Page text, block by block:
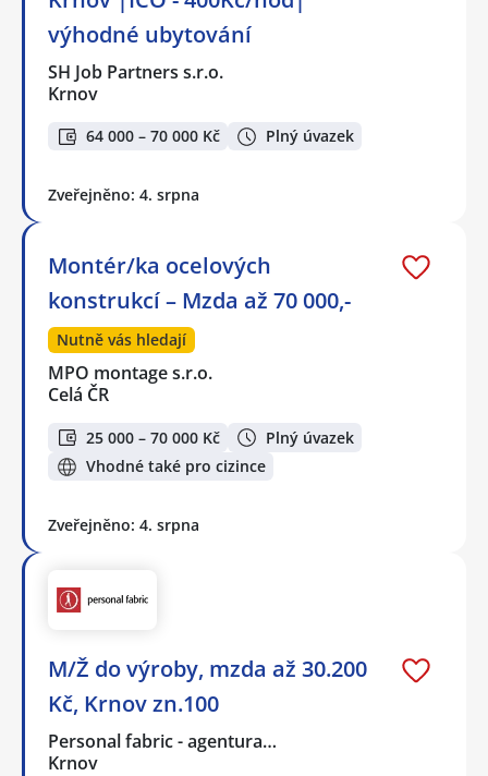
výhodné ubytování
SH Job Partners s.r.o.
Krnov
64 000 – 70 000 Kč Plný úvazek
Zveřejněno: 4. srpna
Montér/ka ocelových
konstrukcí – Mzda až 70 000,-
Nutně vás hledají
MPO montage s.r.o.
Celá ČR
25 000 – 70 000 Kč
Plný úvazek
Vhodné také pro cizince
Zveřejněno: 4. srpna
M/Ž do výroby, mzda až 30.200
Kč, Krnov zn.100
Personal fabric - agentura…
Krnov